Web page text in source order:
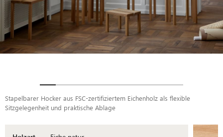
Stapelbarer Hocker aus FSC-zertifiziertem Eichenholz als flexible
Sitzgelegenheit und praktische Ablage